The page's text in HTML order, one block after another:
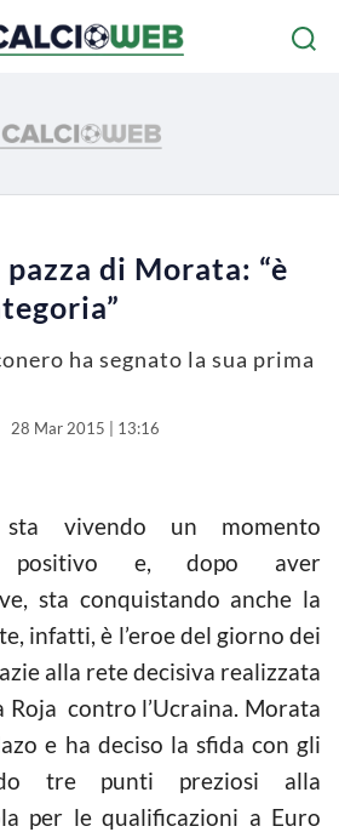
pazza di Morata: “è
ha segnato la sua prima
28 Mar 2015 | 13:16
vivendo un momento
positivo e, dopo aver
sta conquistando anche la
infatti, è l’eroe del giorno dei
alla rete decisiva realizzata
Roja contro l’Ucraina. Morata
e ha deciso la sfida con gli
tre punti preziosi alla
per le qualificazioni a Euro